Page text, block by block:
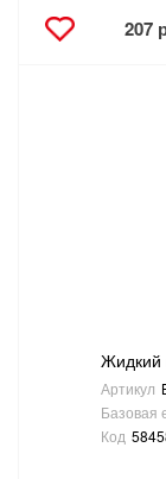
207
Жидкий
Артикул
Базовая
Код